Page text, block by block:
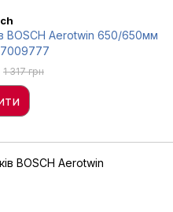
BOSCH Aerotwin 650/650мм
1 317 грн